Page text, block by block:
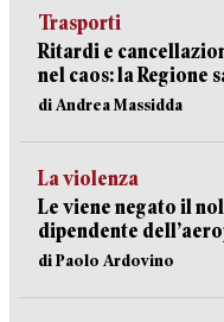
Trasporti
Ritardi e
nel caos: la Regione
di Andrea Massidda
La violenza
Le viene negato il
dipendente
di Paolo Ardovino